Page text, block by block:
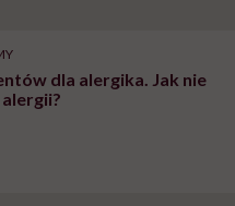
dla alergika. Jak nie